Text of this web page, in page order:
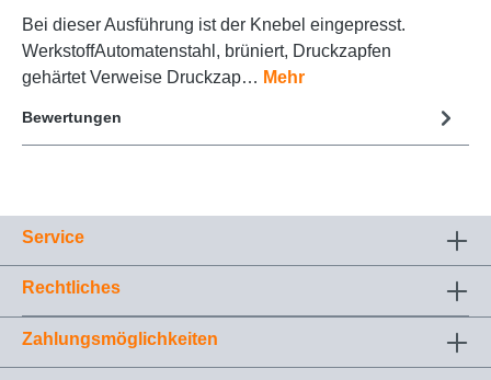
Bei dieser Ausführung ist der Knebel eingepresst.
WerkstoffAutomatenstahl, brüniert, Druckzapfen
gehärtet Verweise Druckzap… Mehr
Bewertungen
Service
Rechtliches
Zahlungsmöglichkeiten